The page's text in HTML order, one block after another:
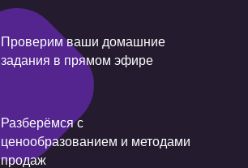
Проверим ваши домашние
задания в прямом эфире
Разберёмся с
ценообразованием и методами
продаж